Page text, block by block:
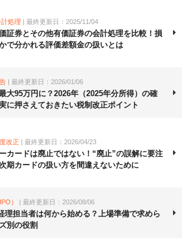
処理 | 最終更新日：2025/11/04
証券とその他有価証券の会計処理を比較！損
で分かれる評価差額金の扱いとは
| 最終更新日：2026/01/06
大95万円に？2026年（2025年分所得）の確
に押さえておきたい税制改正ポイント
改正 | 最終更新日：2026/04/23
カードは廃止ではない！“廃止”の誤解に要注
期カードの扱い方を間違えないために
） | 最終更新日：2026/08/06
理担当者は何から始める？上場準備で求めら
別の役割